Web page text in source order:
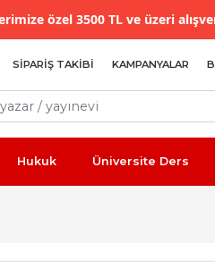
özel 3500 TL ve üzeri
SIPARIŞ TAKIBI KAMPANYALAR
Hukuk Üniversite Ders